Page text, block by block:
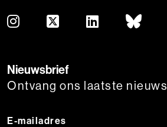
Nieuwsbrief
Ontvang ons laatste nieuws
E-mailadres